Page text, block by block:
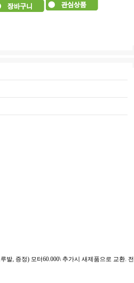
발, 증정) 모터60.000\ 추가시 새제품으로 교환. 전